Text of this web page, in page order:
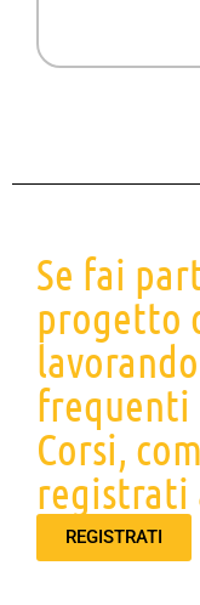
Se fai
progetto
frequenti
Corsi,
registrati
REGISTRATI